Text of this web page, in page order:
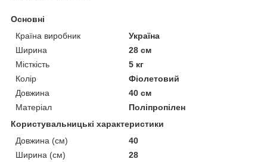
Основні
Країна виробник
Україна
Ширина
28 см
Місткість
5 кг
Колір
Фіолетовий
Довжина
40 см
Матеріал
Поліпропілен
Користувальницькі характеристики
Довжина (см)
40
Ширина (см)
28